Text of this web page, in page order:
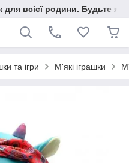
всієї родини. Будьте як
та ігри М'які іграшки